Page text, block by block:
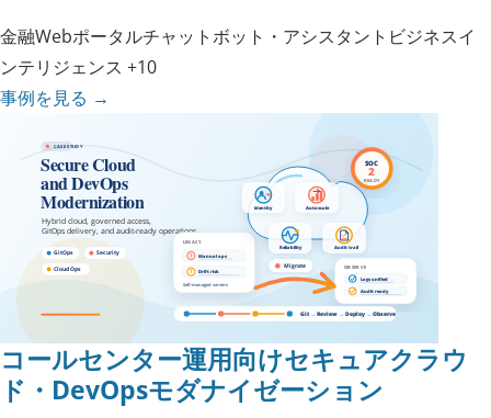
金融Webポータルチャットボット・アシスタント ビジネスイ
ンテリジェンス +10
事例を見る →
コールセンター運用向けセキュアクラウ
ド・DevOpsモダナイゼーション